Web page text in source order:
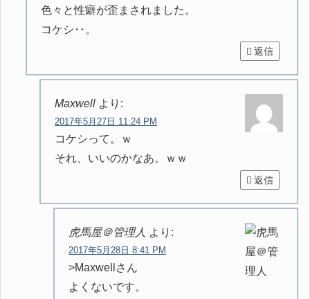
色々と性癖が歪まされました。
コケシ‥。
返信
Maxwell より:
2017年5月27日 11:24 PM
コケシって。ｗ
それ、いいのかなあ。ｗｗ
返信
虎馬屋＠管理人 より:
2017年5月28日 8:41 PM
>Maxwellさん
よくないです。